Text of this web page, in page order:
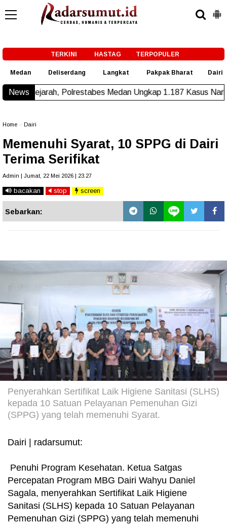
TERKINI HASTAG TERPOPULER
Medan Deliserdang Langkat Pakpak Bharat Dairi
News Medan Ungkap 1.187 Kasus Narkoba dalam 300
Home Dairi
Memenuhi Syarat, 10 SPPG di Dairi
Terima Serifikat
Admin | Jumat, 22 Mei 2026 | 23.27
bacakan stop screen
Sebarkan:
Penyerahkan Sertifikat Laik Higiene Sanitasi (SLHS)
kepada 10 Satuan Pelayanan Pemenuhan Gizi
(SPPG) yang telah memenuhi Syarat.
Dairi | radarsumut:
Penuhi Program Kesehatan. Ketua Satgas
Percepatan Program MBG Dairi Wahyu Daniel
Sagala, menyerahkan Sertifikat Laik Higiene
Sanitasi (SLHS) kepada 10 Satuan Pelayanan
Pemenuhan Gizi (SPPG) yang telah memenuhi